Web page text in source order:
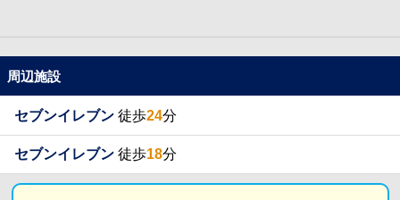
周辺施設
セブンイレブン 徒歩24分
セブンイレブン 徒歩18分